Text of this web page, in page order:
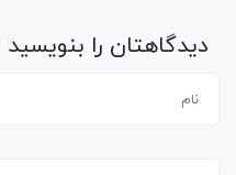
دیدگاهتان را بنویسید